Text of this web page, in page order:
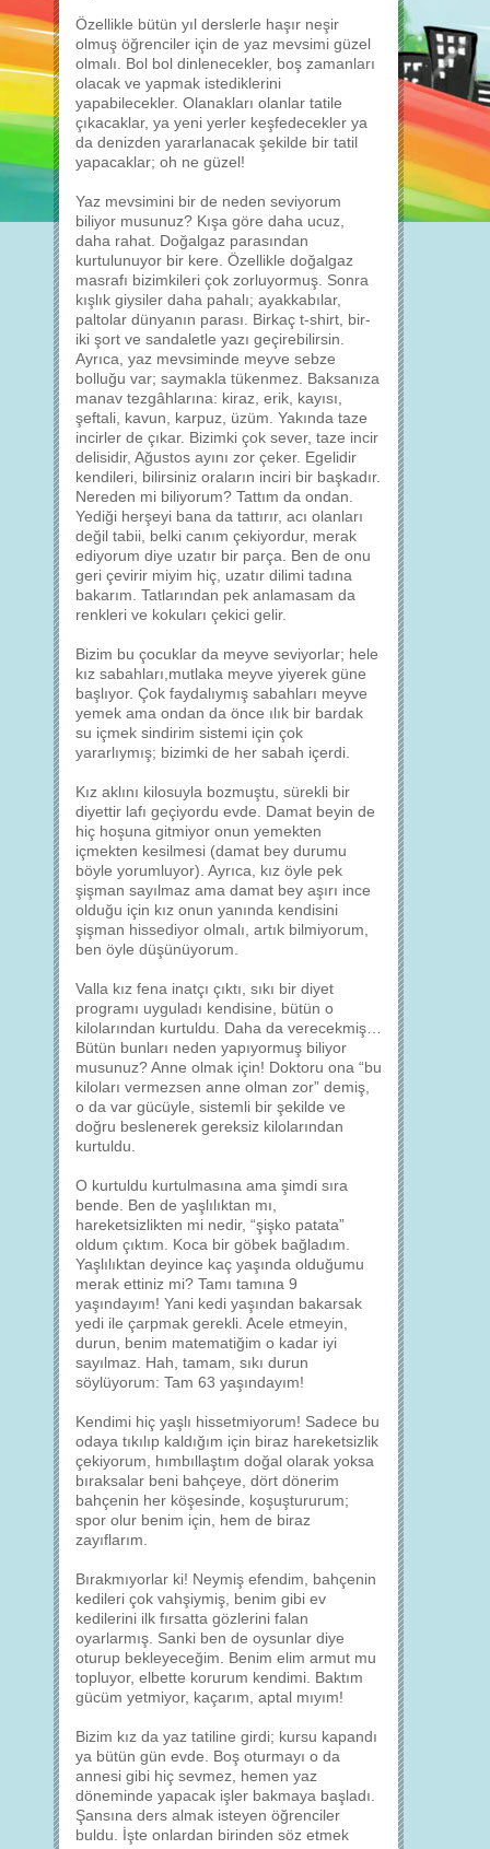
Özellikle bütün yıl derslerle haşır neşir
olmuş öğrenciler için de yaz mevsimi güzel
olmalı. Bol bol dinlenecekler, boş zamanları
olacak ve yapmak istediklerini
yapabilecekler. Olanakları olanlar tatile
çıkacaklar, ya yeni yerler keşfedecekler ya
da denizden yararlanacak şekilde bir tatil
yapacaklar; oh ne güzel!
Yaz mevsimini bir de neden seviyorum
biliyor musunuz? Kışa göre daha ucuz,
daha rahat. Doğalgaz parasından
kurtulunuyor bir kere. Özellikle doğalgaz
masrafı bizimkileri çok zorluyormuş. Sonra
kışlık giysiler daha pahalı; ayakkabılar,
paltolar dünyanın parası. Birkaç t-shirt, bir-
iki şort ve sandaletle yazı geçirebilirsin.
Ayrıca, yaz mevsiminde meyve sebze
bolluğu var; saymakla tükenmez. Baksanıza
manav tezgâhlarına: kiraz, erik, kayısı,
şeftali, kavun, karpuz, üzüm. Yakında taze
incirler de çıkar. Bizimki çok sever, taze incir
delisidir, Ağustos ayını zor çeker. Egelidir
kendileri, bilirsiniz oraların inciri bir başkadır.
Nereden mi biliyorum? Tattım da ondan.
Yediği herşeyi bana da tattırır, acı olanları
değil tabii, belki canım çekiyordur, merak
ediyorum diye uzatır bir parça. Ben de onu
geri çevirir miyim hiç, uzatır dilimi tadına
bakarım. Tatlarından pek anlamasam da
renkleri ve kokuları çekici gelir.
Bizim bu çocuklar da meyve seviyorlar; hele
kız sabahları,mutlaka meyve yiyerek güne
başlıyor. Çok faydalıymış sabahları meyve
yemek ama ondan da önce ılık bir bardak
su içmek sindirim sistemi için çok
yararlıymış; bizimki de her sabah içerdi.
Kız aklını kilosuyla bozmuştu, sürekli bir
diyettir lafı geçiyordu evde. Damat beyin de
hiç hoşuna gitmiyor onun yemekten
içmekten kesilmesi (damat bey durumu
böyle yorumluyor). Ayrıca, kız öyle pek
şişman sayılmaz ama damat bey aşırı ince
olduğu için kız onun yanında kendisini
şişman hissediyor olmalı, artık bilmiyorum,
ben öyle düşünüyorum.
Valla kız fena inatçı çıktı, sıkı bir diyet
programı uyguladı kendisine, bütün o
kilolarından kurtuldu. Daha da verecekmiş…
Bütün bunları neden yapıyormuş biliyor
musunuz? Anne olmak için! Doktoru ona “bu
kiloları vermezsen anne olman zor” demiş,
o da var gücüyle, sistemli bir şekilde ve
doğru beslenerek gereksiz kilolarından
kurtuldu.
O kurtuldu kurtulmasına ama şimdi sıra
bende. Ben de yaşlılıktan mı,
hareketsizlikten mi nedir, “şişko patata”
oldum çıktım. Koca bir göbek bağladım.
Yaşlılıktan deyince kaç yaşında olduğumu
merak ettiniz mi? Tamı tamına 9
yaşındayım! Yani kedi yaşından bakarsak
yedi ile çarpmak gerekli. Acele etmeyin,
durun, benim matematiğim o kadar iyi
sayılmaz. Hah, tamam, sıkı durun
söylüyorum: Tam 63 yaşındayım!
Kendimi hiç yaşlı hissetmiyorum! Sadece bu
odaya tıkılıp kaldığım için biraz hareketsizlik
çekiyorum, hımbıllaştım doğal olarak yoksa
bıraksalar beni bahçeye, dört dönerim
bahçenin her köşesinde, koşuştururum;
spor olur benim için, hem de biraz
zayıflarım.
Bırakmıyorlar ki! Neymiş efendim, bahçenin
kedileri çok vahşiymiş, benim gibi ev
kedilerini ilk fırsatta gözlerini falan
oyarlarmış. Sanki ben de oysunlar diye
oturup bekleyeceğim. Benim elim armut mu
topluyor, elbette korurum kendimi. Baktım
gücüm yetmiyor, kaçarım, aptal mıyım!
Bizim kız da yaz tatiline girdi; kursu kapandı
ya bütün gün evde. Boş oturmayı o da
annesi gibi hiç sevmez, hemen yaz
döneminde yapacak işler bakmaya başladı.
Şansına ders almak isteyen öğrenciler
buldu. İşte onlardan birinden söz etmek